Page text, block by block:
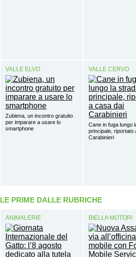
VALLE ELVO
Zubiena, un incontro gratuito
per imparare a usare lo
smartphone
VALLE CERVO
Cane in fuga lungo
principale, riportato
Carabinieri
LE PRIME DALLE RUBRICHE
ANIMALERIE BIELLA MOTORI